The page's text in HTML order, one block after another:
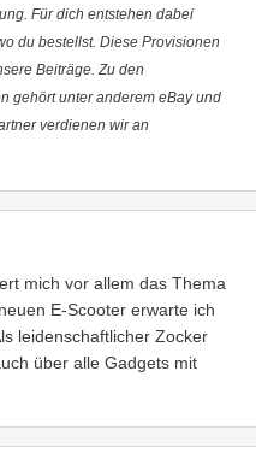
Für dich entstehen dabei
du bestellst. Diese Provisionen
Beiträge. Zu den
gehört unter anderem eBay und
verdienen wir an
mich vor allem das Thema
E-Scooter erwarte ich
leidenschaftlicher Zocker
über alle Gadgets mit